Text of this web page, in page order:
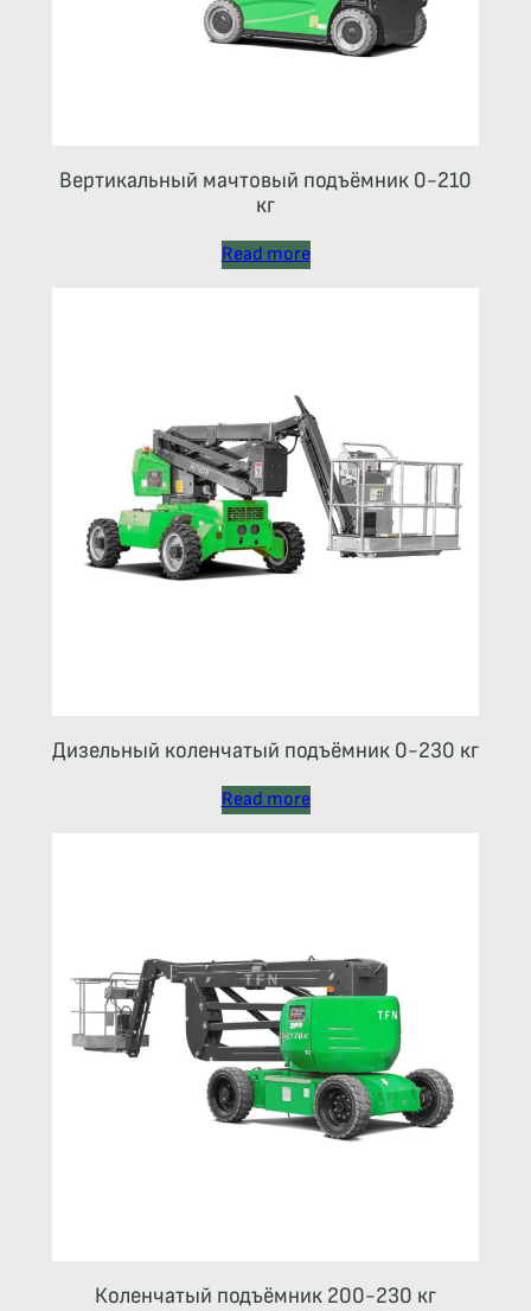
Вертикальный мачтовый подъёмник 0-210
кг
Read more
Дизельный коленчатый подъёмник 0-230 кг
Read more
Коленчатый подъёмник 200-230 кг